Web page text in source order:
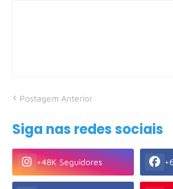
Postagem Anterior
Siga nas redes sociais
+48K Seguidores